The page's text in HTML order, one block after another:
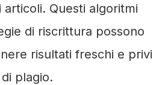
Questi algoritmi
di riscrittura possono
risultati freschi e privi
di plagio.